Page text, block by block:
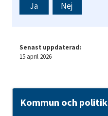
Ja Nej
Senast uppdaterad:
15 april 2026
Kommun och politik